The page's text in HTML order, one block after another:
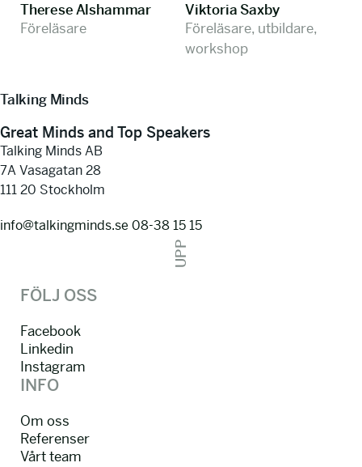
Therese Alshammar
Föreläsare
Viktoria Saxby
Föreläsare, utbildare,
workshop
Talking Minds
Great Minds and Top Speakers
Talking Minds AB
7A Vasagatan 28
111 20 Stockholm
info@talkingminds.se 08-38 15 15
UPP
FÖLJ OSS
Facebook
Linkedin
Instagram
INFO
Om oss
Referenser
Vårt team